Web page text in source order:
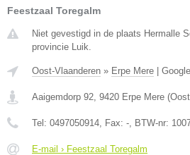
Feestzaal Toregalm
Niet gevestigd in de plaats Hermalle
provincie Luik.
Oost-Vlaanderen » Erpe Mere
Aaigemdorp 92, 9420 Erpe Mere (
Tel: 0497050914, Fax: -, BTW-nr:
E-mail › Feestzaal Toregalm